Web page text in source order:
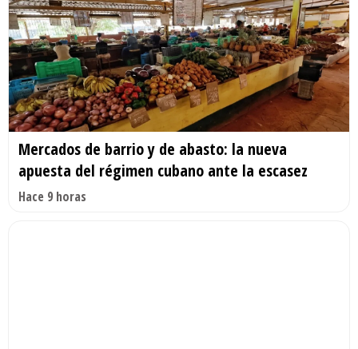
Mercados de barrio y de abasto: la nueva
apuesta del régimen cubano ante la escasez
Hace 9 horas